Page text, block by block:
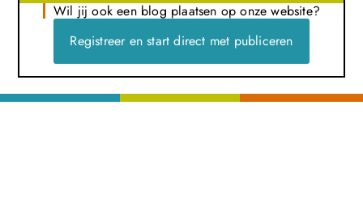
Wil jij ook een blog plaatsen op onze website?
Registreer en start direct met publiceren